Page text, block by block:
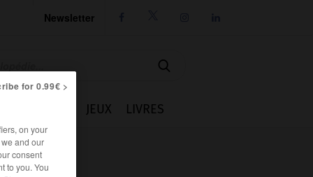
Newsletter

JEUX LIVRES
for 0.99€ >
on your
and our
consent
to you. You